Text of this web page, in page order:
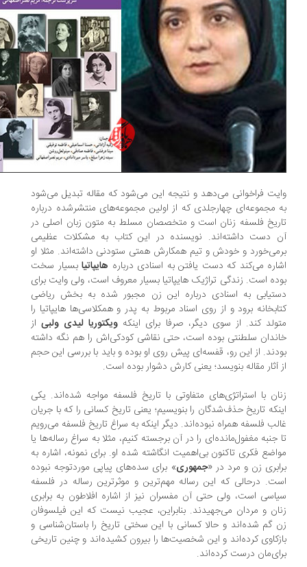
فراخوانی می‌دهد و نتیجه این می‌شود که مقاله‌ تبدیل می‌شود
مجموعه‌ای چهارجلدی که از اولین مجموعه‌های منتشرشده درباره
فلسفه زنان است و متخصصان مسلط به متون زبان اصلی در
دست داشته‌اند. نویسنده در این کتاب به مشکلات عظیمی
و خودش و تیم همکارش همتی ستودنی داشته‌اند. مثلا او
می‌کند که دست یافتن به اسنادی درباره هایپاتیا بسیار سخت
است. زندگی تراژیک هایپاتیا بسیار معروف است، ولی وایت برای
به اسنادی درباره این زن مجبور شده به بخش ریاضی
برود و از روی اسناد مربوط به پدر و همکلاسی‌ها هایپاتیا را
کند. از سوی دیگر، صرفا برای اینکه ویکتوریا لیدی ولبیاز
سلطنتی بوده است، حتی نقاشی‌ کودکی‌اش را هم نگه داشته
از این رو، قفسه‌ای پیش روی او بوده و باید با بررسی این حجم
آثار مقاله بنویسد؛ یعنی کارش دشوار بوده است.
با استراتژی‌های متفاوتی با تاریخ فلسفه مواجه شده‌اند. یکی
تاریخ حذف‌شدگان را بنویسیم؛ یعنی تاریخ کسانی را که با جریان
فلسفه همراه نبوده‌اند. دیگر اینکه به سراغ تاریخ فلسفه می‌رویم
جنبه مغفول‌مانده‌ای را در آن برجسته کنیم، مثلا به سراغ رساله‌ها یا
فکری تاکنون بی‌اهمیت انگاشته ‌شده او. برای نمونه، اشاره به
زن و مرد در «جمهوری» برای سده‌های پیاپی موردتوجه نبوده
درحالی که این رساله مهم‌ترین و موثرترین رساله در فلسفه
است، ولی حتی آن مفسران نیز از اشاره افلاطون به برابری
و مردان می‌جهیدند. بنابراین، عجیب نیست که این فیلسوفان
گم شده‌اند و حالا کسانی با این سختی تاریخ را باستان‌شناسی و
کرده‌اند و این شخصیت‌ها را بیرون کشیده‌اند و چنین تاریخی
درست کرده‌اند.